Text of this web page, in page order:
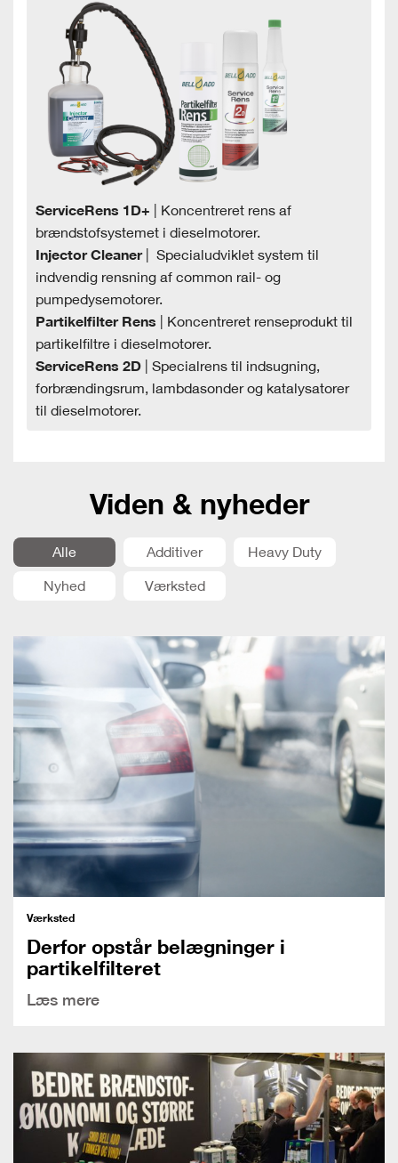
ServiceRens 1D+ | Koncentreret rens af
brændstofsystemet i dieselmotorer.
Injector Cleaner| Specialudviklet system til
indvendig rensning af common rail- og
pumpedysemotorer.
Partikelfilter Rens | Koncentreret renseprodukt til
partikelfiltre i dieselmotorer.
ServiceRens 2D | Specialrens til indsugning,
forbrændingsrum, lambdasonder og katalysatorer
til dieselmotorer.
Viden & nyheder
Alle Additiver
Heavy Duty
Nyhed
Værksted
Værksted
Derfor opstår belægninger i
partikelfilteret
Læs mere